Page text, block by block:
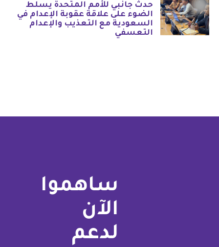
حدث جانبي للأمم المتحدة يسلط
الضوء على علاقة عقوبة الإعدام في
السعودية مع التعذيب والإعدام
التعسفي
ساهموا
الآن
لدعم